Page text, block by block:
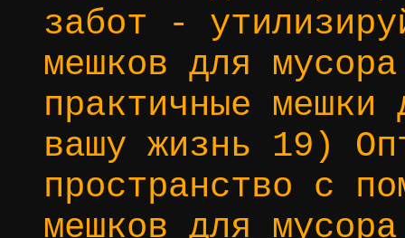
забот -
мешков для
практичные мешки
вашу жизнь 19)
пространство с
мешков для